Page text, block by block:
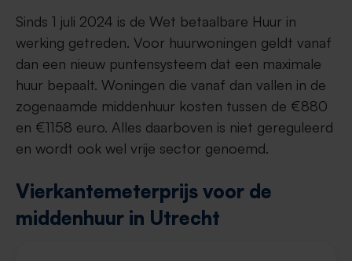
Sinds 1 juli 2024 is de Wet betaalbare Huur in
werking getreden. Voor huurwoningen geldt vanaf
dan een nieuw puntensysteem dat een maximale
huur bepaalt. Woningen die vanaf dan vallen in de
zogenaamde middenhuur kosten tussen de €880
en €1158 euro. Alles daarboven is niet gereguleerd
en wordt ook wel vrije sector genoemd.
Vierkantemeterprijs voor de
middenhuur in Utrecht